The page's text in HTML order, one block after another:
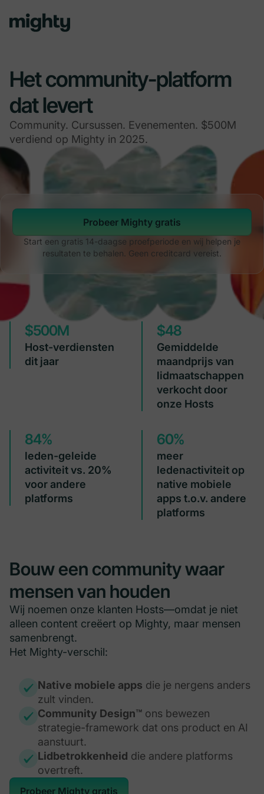
Het community-platform
dat levert
Community. Cursussen. Evenementen. $500M
verdiend op Mighty in 2025.
Probeer Mighty gratis
Start een gratis 14-daagse proefperiode en wij helpen je
resultaten te behalen. Geen creditcard vereist.
$500M
Host-verdiensten
dit jaar
$48
Gemiddelde
maandprijs van
lidmaatschappen
verkocht door
onze Hosts
84%
leden-geleide
activiteit vs. 20%
voor andere
platforms
60%
meer
ledenactiviteit op
native mobiele
apps t.o.v. andere
platforms
Bouw een community waar
mensen van houden
Wij noemen onze klanten Hosts—omdat je niet
alleen content creëert op Mighty, maar mensen
samenbrengt.
Het Mighty-verschil:
Native mobiele apps die je nergens anders
zult vinden.
Community Design™ ons bewezen
strategie-framework dat ons product en AI
aanstuurt.
Lidbetrokkenheid die andere platforms
overtreft.
Probeer Mighty gratis